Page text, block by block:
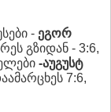
- ეგორ
გზიდან - 3:6,
-აუგუსტ
7:6,